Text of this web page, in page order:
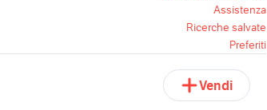
Assistenza
Ricerche salvate
Preferiti
Vendi